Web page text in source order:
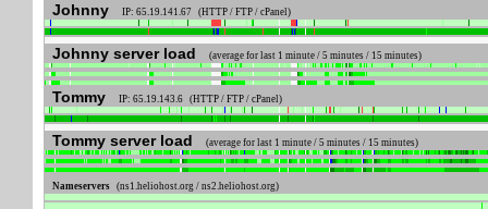
Johnny IP: 65.19.141.67 (HTTP / FTP / cPanel)
Johnny server load (average for last 1 minute / 5 minutes / 15 minutes)
Tommy IP: 65.19.143.6 (HTTP / FTP / cPanel)
Tommy server load (average for last 1 minute / 5 minutes / 15 minutes)
Nameservers (ns1.heliohost.org / ns2.heliohost.org)